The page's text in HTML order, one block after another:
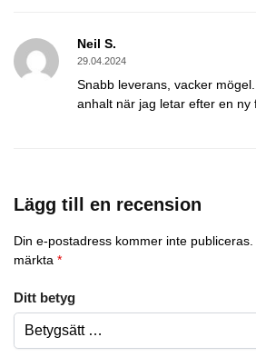
Neil S.
29.04.2024
Snabb leverans, vacker
anhalt när jag letar efter en ny
Lägg till en recension
Din e-postadress kommer inte publiceras.
märkta *
Ditt betyg